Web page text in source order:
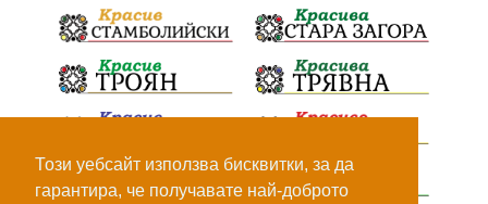
Този уебсайт използва бисквитки, за да
гарантира, че получавате най-доброто